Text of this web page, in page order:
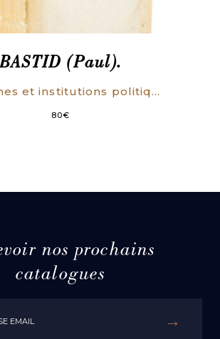
(Paul).
Doctrines et institutions politiques de la Seconde République. (2 VOLUMES)
80€
nos prochains
catalogues